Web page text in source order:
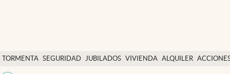
TORMENTA SEGURIDAD JUBILADOS VIVIENDA ALQUILER
Economía y finanzas